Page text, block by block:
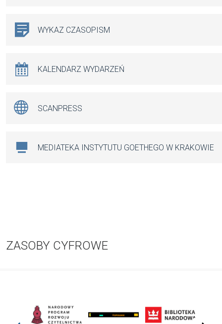
WYKAZ CZASOPISM
KALENDARZ WYDARZEŃ
SCANPRESS
MEDIATEKA INSTYTUTU GOETHEGO W KRAKOWIE
ZASOBY CYFROWE